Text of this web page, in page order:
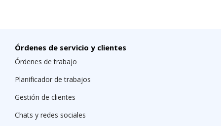
Órdenes de servicio y clientes
Órdenes de trabajo
Planificador de trabajos
Gestión de clientes
Chats y redes sociales